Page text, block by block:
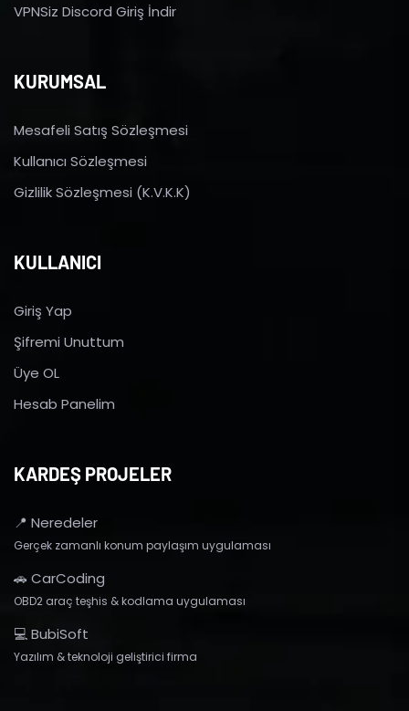
VPNSiz Discord Giriş İndir
KURUMSAL
Mesafeli Satış Sözleşmesi
Kullanıcı Sözleşmesi
Gizlilik Sözleşmesi (K.V.K.K)
KULLANICI
Giriş Yap
Şifremi Unuttum
Üye OL
Hesab Panelim
KARDEŞ PROJELER
📍 Neredeler
Gerçek zamanlı konum paylaşım uygulaması
🚗 CarCoding
OBD2 araç teşhis & kodlama uygulaması
💻 BubiSoft
Yazılım & teknoloji geliştirici firma